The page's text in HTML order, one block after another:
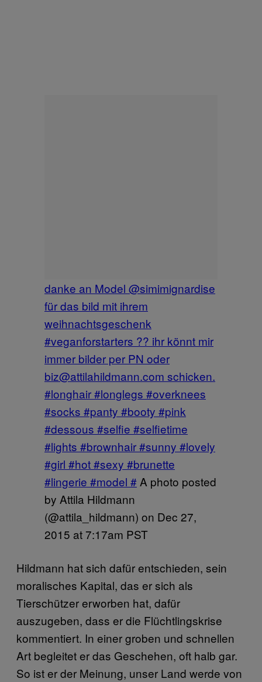
danke an Model @simimignardise
für das bild mit ihrem
weihnachtsgeschenk
#veganforstarters ?? ihr könnt mir
immer bilder per PN oder
biz@attilahildmann.com schicken.
#longhair #longlegs #overknees
#socks #panty #booty #pink
#dessous #selfie #selfietime
#lights #brownhair #sunny #lovely
#girl #hot #sexy #brunette
#lingerie #model # A photo posted
by Attila Hildmann
(@attila_hildmann) on Dec 27,
2015 at 7:17am PST
Hildmann hat sich dafür entschieden, sein
moralisches Kapital, das er sich als
Tierschützer erworben hat, dafür
auszugeben, dass er die Flüchtlingskrise
kommentiert. In einer groben und schnellen
Art begleitet er das Geschehen, oft halb gar.
So ist er der Meinung, unser Land werde von